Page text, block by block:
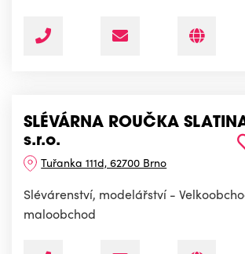
SLÉVÁRNA ROUČKA
s.r.o.
Tuřanka 111d, 62700 Brno
Slévárenství, modelářství -
maloobchod